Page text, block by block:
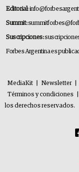
Editorial:
Summit:
Suscripciones:
Forbes Argentina es
MediaKit Newsletter
Términos y condiciones
los derechos reservados.